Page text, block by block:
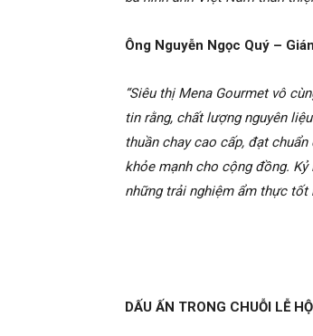
Ông Nguyễn Ngọc Quý –
“Siêu thị Mena Gourmet vô
tin rằng, chất lượng nguyên
thuần chay cao cấp, đạt
khỏe mạnh cho cộng đồng.
những trải nghiệm ẩm thực tốt
DẤU ẤN TRONG CHUỖI LỄ